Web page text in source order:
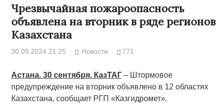
Чрезвычайная пожароопасность
объявлена на вторник в ряде регионов
Казахстана
30.09.2024 21:25 Новости 771
Астана. 30 сентября. КазТАГ– Штормовое
предупреждение на вторник объявлено в 12 областях
Казахстана, сообщает РГП «Казгидромет».